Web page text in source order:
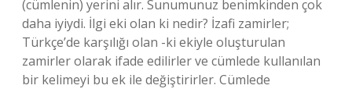
(cümlenin) yerini alır. Sunumunuz benimkinden çok
daha iyiydi. İlgi eki olan ki nedir? İzafi zamirler;
Türkçe’de karşılığı olan -ki ekiyle oluşturulan
zamirler olarak ifade edilirler ve cümlede kullanılan
bir kelimeyi bu ek ile değiştirirler. Cümlede